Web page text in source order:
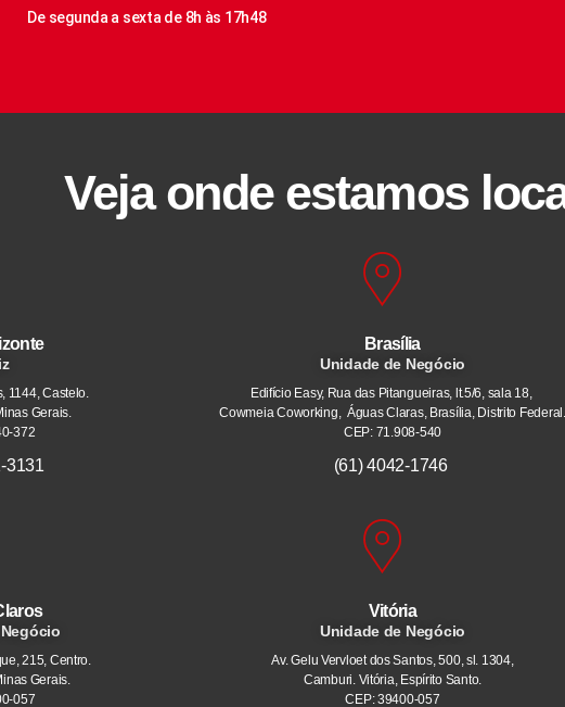
De segunda a sexta de 8h às 17h48
Veja onde estamos
1144, Castelo.
Gerais.
372
3131
215, Centro.
Gerais.
057
Brasília
Unidade de Negócio
Edifício Easy, Rua das Pitangueiras, lt.5/6, sala 18,
Cowmeia Coworking, Águas Claras, Brasília, Distrito Federal.
CEP: 71.908-540
(61) 4042-1746
Vitória
Unidade de Negócio
Av. Gelu Vervloet dos Santos, 500, sl. 1304,
Camburi. Vitória, Espírito Santo.
CEP: 39400-057